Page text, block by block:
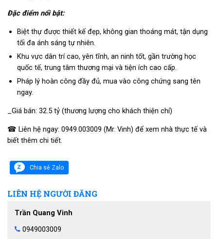
Đặc điểm nổi bật:
Biệt thự được thiết kế đẹp, không gian thoáng mát, tận dụng
tối đa ánh sáng tự nhiên.
Khu vực dân trí cao, yên tĩnh, an ninh tốt, gần trường học
quốc tế, trung tâm thương mại và tiện ích cao cấp.
Pháp lý hoàn công đầy đủ, mua vào công chứng sang tên
ngay.
_Giá bán: 32.5 tỷ (thương lượng cho khách thiện chí)
☎ Liên hệ ngay: 0949.003009 (Mr. Vinh) để xem nhà thực tế và
biết thêm chi tiết.
Chia sẻ Zalo
LIÊN HỆ NGƯỜI ĐĂNG
Trần Quang Vinh
0949003009